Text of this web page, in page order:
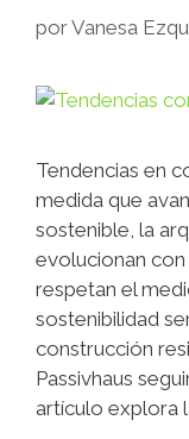
porVanesa
Tendencias en
medida que
sostenible, la
evolucionan
respetan el
sostenibilidad
construcción
Passivhaus
artículo explora